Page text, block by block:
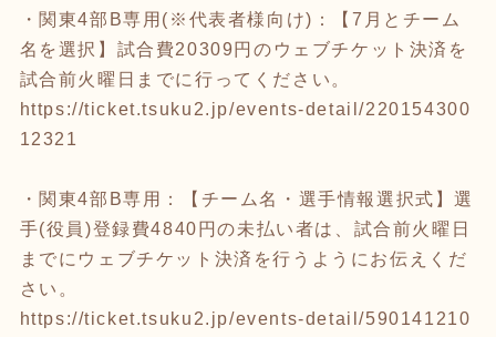
・関東4部B専用(※代表者様向け)：【7月とチーム
名を選択】試合費20309円のウェブチケット決済を
試合前火曜日までに行ってください。
https://ticket.tsuku2.jp/events-detail/220154300
12321
・関東4部B専用：【チーム名・選手情報選択式】選
手(役員)登録費4840円の未払い者は、試合前火曜日
までにウェブチケット決済を行うようにお伝えくだ
さい。
https://ticket.tsuku2.jp/events-detail/590141210